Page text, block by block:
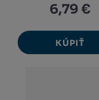
6,79 €
KÚPIŤ